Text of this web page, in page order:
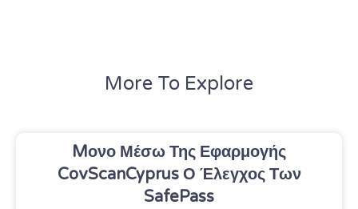
More To Explore
Mονο Μέσω Της Εφαρμογής
CovScanCyprus Ο Έλεγχος Των
SafePass